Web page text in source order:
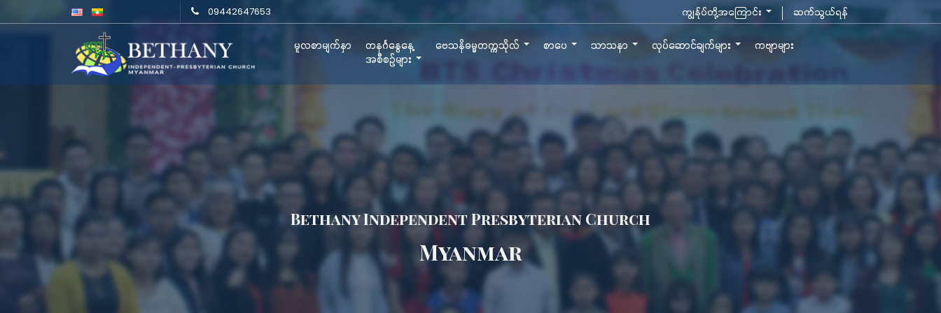
09442647653 ကျွန်ုပ်တို့အကြောင်း ဆက်သွယ်ရန်
မူလစာမျက်နှာ
တနင်္ဂနွေနေ့
အစီစဉ်များ
ဗေသနိဓမ္မတက္ကသိုလ် စာပေ သာသနာ လုပ်ဆောင်ချက်များ ကဗျာများ
Bethany Independent Presbyterian Church
Myanmar